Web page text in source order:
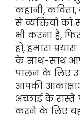
कहानी, कविता,
से व्यक्तियों
भी करना है,
हों, हमारा
के साथ-साथ
पालन के लिए
आपकी
अच्छाई के
करने के लिए